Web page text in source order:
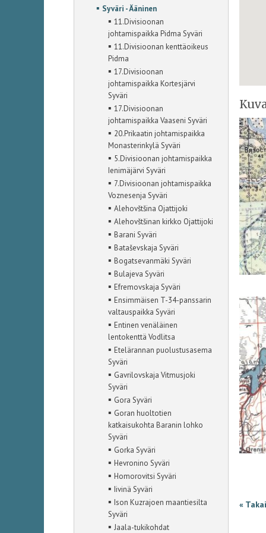
▪ Syväri - Ääninen
▪ 11.Divisioonan
johtamispaikka Pidma Syväri
▪ 11.Divisioonan kenttäoikeus
Pidma
▪ 17.Divisioonan
johtamispaikka Kortesjärvi
Syväri
▪ 17.Divisioonan
johtamispaikka Vaaseni Syväri
▪ 20.Prikaatin johtamispaikka
Monasterinkylä Syväri
▪ 5.Divisioonan johtamispaikka
Ienimäjärvi Syväri
▪ 7.Divisioonan johtamispaikka
Voznesenja Syväri
▪ Alehovštšina Ojattijoki
▪ Alehovštšinan kirkko Ojattijoki
▪ Barani Syväri
▪ Bataševskaja Syväri
▪ Bogatsevanmäki Syväri
▪ Bulajeva Syväri
▪ Efremovskaja Syväri
▪ Ensimmäisen T-34-panssarin
valtauspaikka Syväri
▪ Entinen venäläinen
lentokenttä Vodlitsa
▪ Etelärannan puolustusasema
Syväri
▪ Gavrilovskaja Vitmusjoki
Syväri
▪ Gora Syväri
▪ Goran huoltotien
katkaisukohta Baranin lohko
Syväri
▪ Gorka Syväri
▪ Hevronino Syväri
▪ Homorovitsi Syväri
▪ Iivinä Syväri
▪ Ison Kuzrajoen maantiesilta
Syväri
▪ Jaala-tukikohdat
«